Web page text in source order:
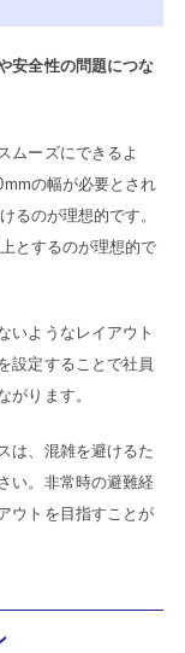
安全性の問題につな
ムーズにできるよ
の幅が必要とされ
るのが理想的です。
とするのが理想的で
いようなレイアウト
設定することで社員
がります。
は、混雑を避けるた
い。非常時の避難経
ウトを目指すことが